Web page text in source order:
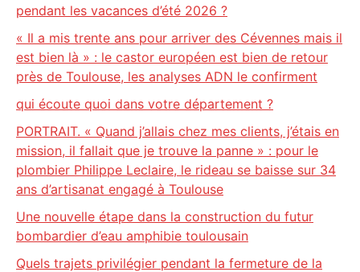
pendant les vacances d’été 2026 ?
« Il a mis trente ans pour arriver des Cévennes mais il
est bien là » : le castor européen est bien de retour
près de Toulouse, les analyses ADN le confirment
qui écoute quoi dans votre département ?
PORTRAIT. « Quand j’allais chez mes clients, j’étais en
mission, il fallait que je trouve la panne » : pour le
plombier Philippe Leclaire, le rideau se baisse sur 34
ans d’artisanat engagé à Toulouse
Une nouvelle étape dans la construction du futur
bombardier d’eau amphibie toulousain
Quels trajets privilégier pendant la fermeture de la